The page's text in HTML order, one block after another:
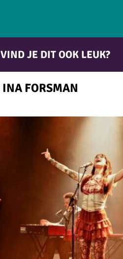
VIND JE DIT OOK LEUK?
INA FORSMAN